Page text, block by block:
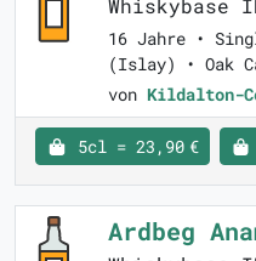
Whiskybase
16 Jahre •
(Islay) • Oak
von Kildalton-
5cl = 23,90 €
Ardbeg